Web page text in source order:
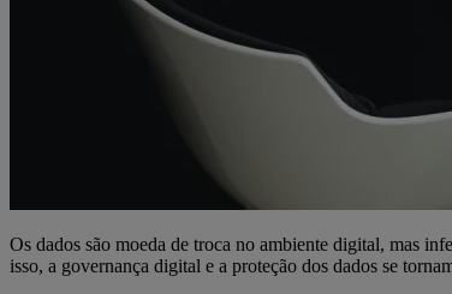
Os dados são moeda de troca no ambiente digital, mas
isso, a governança digital e a proteção dos dados se